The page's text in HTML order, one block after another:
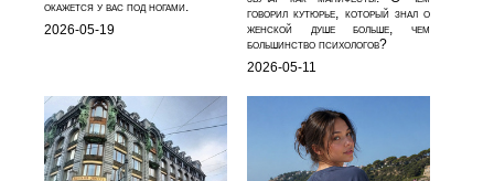
окажется у вас под ногами.
2026-05-19
говорил кутюрье, который знал о
женской душе больше, чем
большинство психологов?
2026-05-11